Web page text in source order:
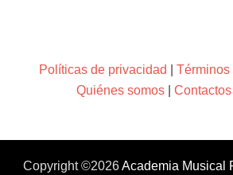
Políticas de privacidad
Quiénes somos
Contactos
Copyright ©2026Academia Musical